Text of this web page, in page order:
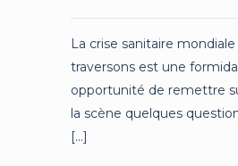
La crise sanitaire
traversons est une
opportunité de remettre
la scène quelques
[...]